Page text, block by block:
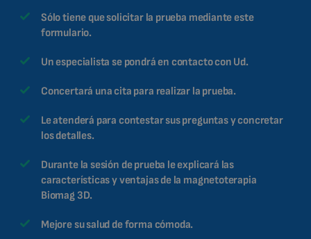
Sólo tiene que solicitar la prueba mediante este
formulario.
Un especialista se pondrá en contacto con Ud.
Concertará una cita para realizar la prueba.
Le atenderá para contestar sus preguntas y concretar
los detalles.
Durante la sesión de prueba le explicará las
características y ventajas de la magnetoterapia
Biomag 3D.
Mejore su salud de forma cómoda.